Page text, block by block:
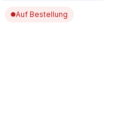
Auf Bestellung